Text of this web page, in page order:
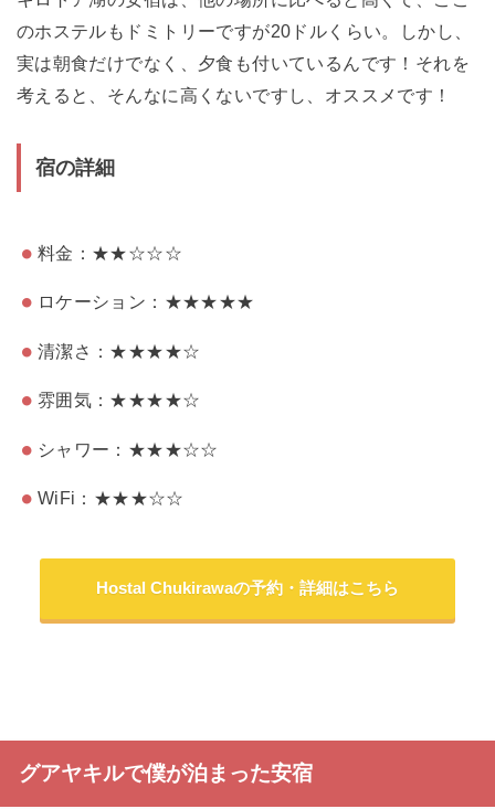
のホステルもドミトリーですが20ドルくらい。しかし、
実は朝食だけでなく、夕食も付いているんです！それを
考えると、そんなに高くないですし、オススメです！
宿の詳細
料金：★★☆☆☆
ロケーション：★★★★★
清潔さ：★★★★☆
雰囲気：★★★★☆
シャワー：★★★☆☆
WiFi：★★★☆☆
Hostal Chukirawaの予約・詳細はこちら
グアヤキルで僕が泊まった安宿